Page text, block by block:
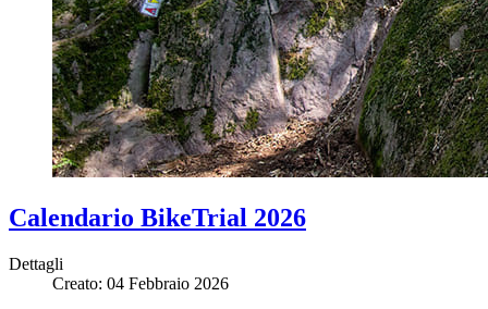
Calendario BikeTrial 2026
Dettagli
Creato: 04 Febbraio 2026